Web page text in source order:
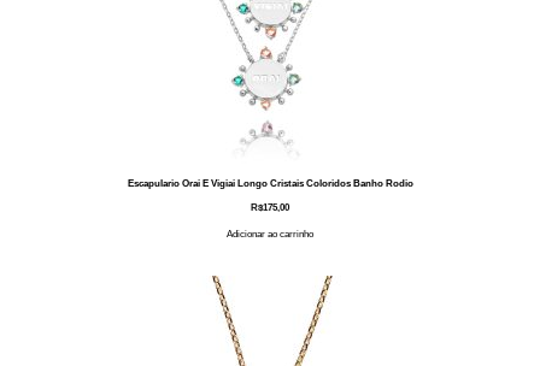
Escapulario Orai E Vigiai Longo Cristais Coloridos Banho Rodio
R$175,00
Adicionar ao carrinho